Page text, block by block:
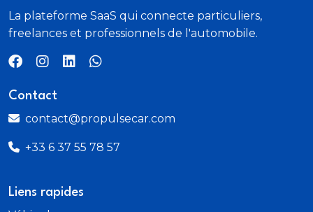
Kit de mobilité BMW
Kit rangement
Mesure individuelle de pression des pneumatiques
La plateforme SaaS qui connecte particuliers,
freelances et professionnels de l'automobile.
Contact
contact@propulsecar.com
+33 6 37 55 78 57
Liens rapides